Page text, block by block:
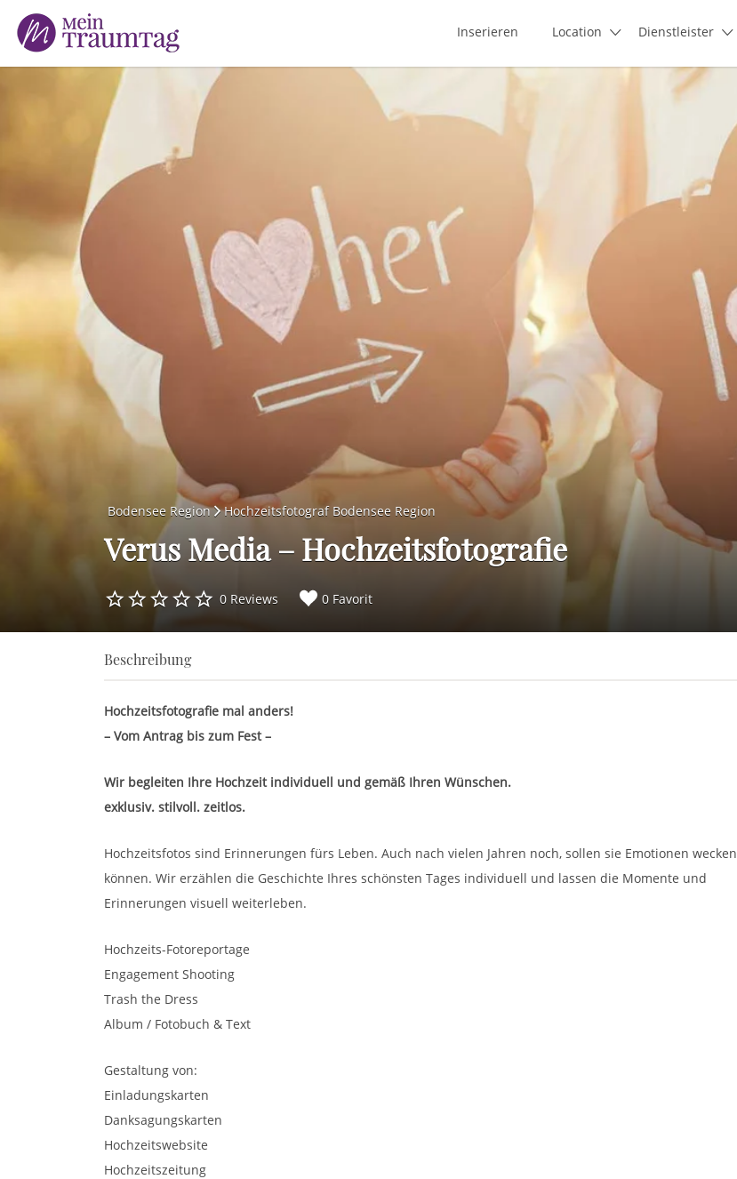
Inserieren Location Dienstleister
Suchen
nach:
Bodensee Region Hochzeitsfotograf Bodensee Region
Verus Media – Hochzeitsfotografie
0 Reviews 0 Favorit
Beschreibung
Hochzeitsfotografie mal anders!
– Vom Antrag bis zum Fest –
Wir begleiten Ihre Hochzeit individuell und gemäß Ihren Wünschen.
exklusiv. stilvoll. zeitlos.
Hochzeitsfotos sind Erinnerungen fürs Leben. Auch nach vielen Jahren noch, sollen sie Emotionen wecken
können. Wir erzählen die Geschichte Ihres schönsten Tages individuell und lassen die Momente und
Erinnerungen visuell weiterleben.
Hochzeits-Fotoreportage
Engagement Shooting
Trash the Dress
Album / Fotobuch & Text
Gestaltung von:
Einladungskarten
Danksagungskarten
Hochzeitswebsite
Hochzeitszeitung